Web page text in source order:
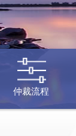
仲裁流程